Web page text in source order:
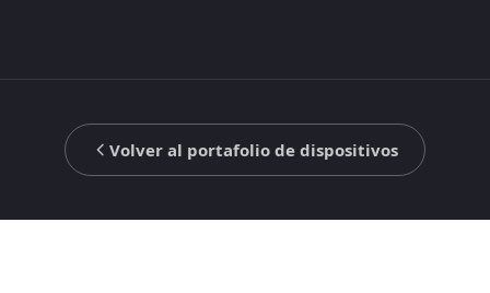
Volver al portafolio de dispositivos